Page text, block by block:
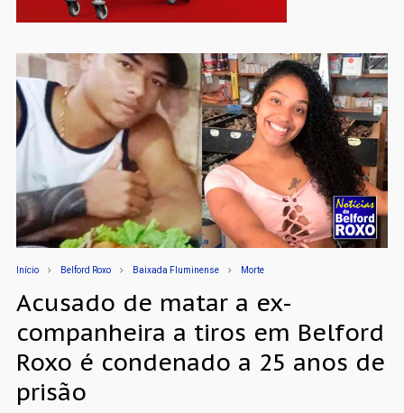
Início Belford Roxo Baixada Fluminense Morte
Acusado de matar a ex-
companheira a tiros em Belford
Roxo é condenado a 25 anos de
prisão